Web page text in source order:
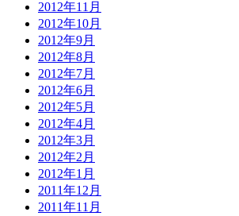
2012年11月
2012年10月
2012年9月
2012年8月
2012年7月
2012年6月
2012年5月
2012年4月
2012年3月
2012年2月
2012年1月
2011年12月
2011年11月